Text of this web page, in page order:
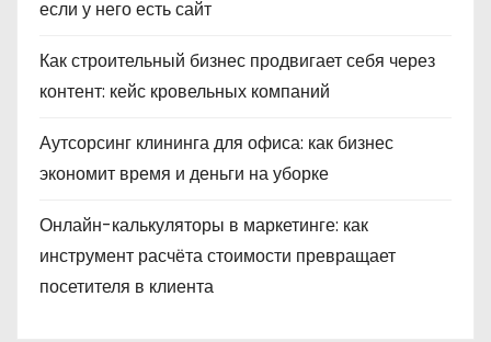
если у него есть сайт
Как строительный бизнес продвигает себя через
контент: кейс кровельных компаний
Аутсорсинг клининга для офиса: как бизнес
экономит время и деньги на уборке
Онлайн-калькуляторы в маркетинге: как
инструмент расчёта стоимости превращает
посетителя в клиента